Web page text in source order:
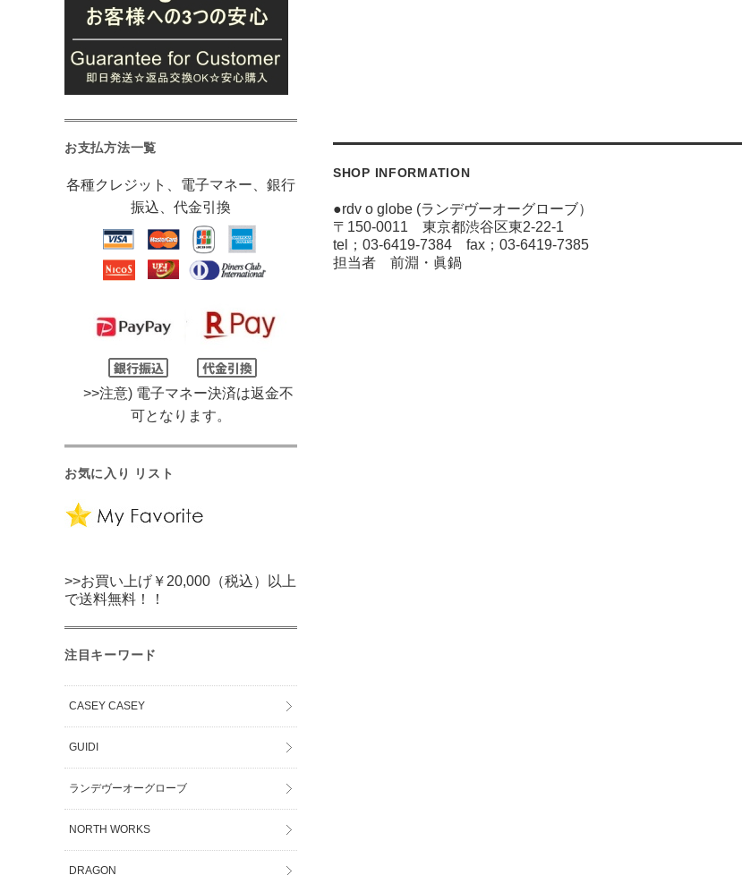
SHOP INFORMATION
●rdv o globe (ランデヴーオーグローブ）
〒150-0011 東京都渋谷区東2-22-1
tel；03-6419-7384 fax；03-6419-7385
担当者 前淵・眞鍋
お支払方法一覧
各種クレジット、電子マネー、銀行
振込、代金引換
>>注意) 電子マネー決済は返金不
可となります。
お気に入り リスト
>>お買い上げ￥20,000（税込）以上
で送料無料！！
注目キーワード
CASEY CASEY
GUIDI
ランデヴーオーグローブ
NORTH WORKS
DRAGON